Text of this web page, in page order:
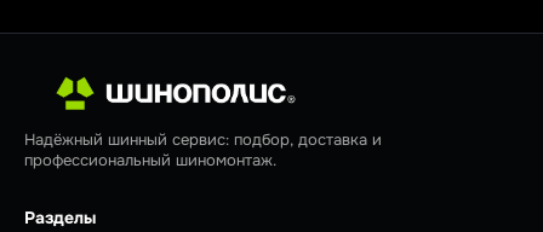
Надёжный шинный сервис: подбор, доставка и
профессиональный шиномонтаж.
Разделы